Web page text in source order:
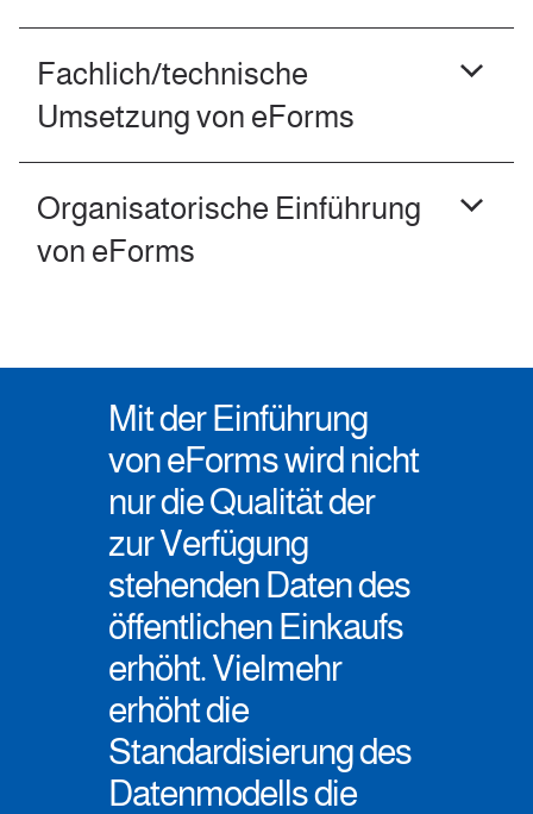
Fachlich/technische
Umsetzung von eForms
Organisatorische Einführung
von eForms
Mit der Einführung
von eForms wird nicht
nur die Qualität der
zur Verfügung
stehenden Daten des
öffentlichen Einkaufs
erhöht. Vielmehr
erhöht die
Standardisierung des
Datenmodells die